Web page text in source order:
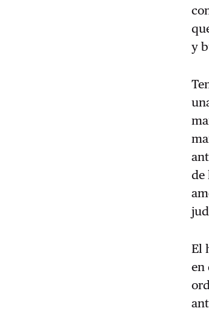
y
de
El
en